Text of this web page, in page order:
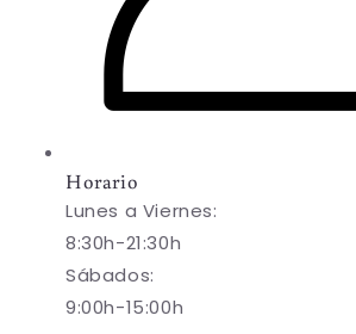
Horario
Lunes a Viernes:
8:30h-21:30h
Sábados:
9:00h-15:00h